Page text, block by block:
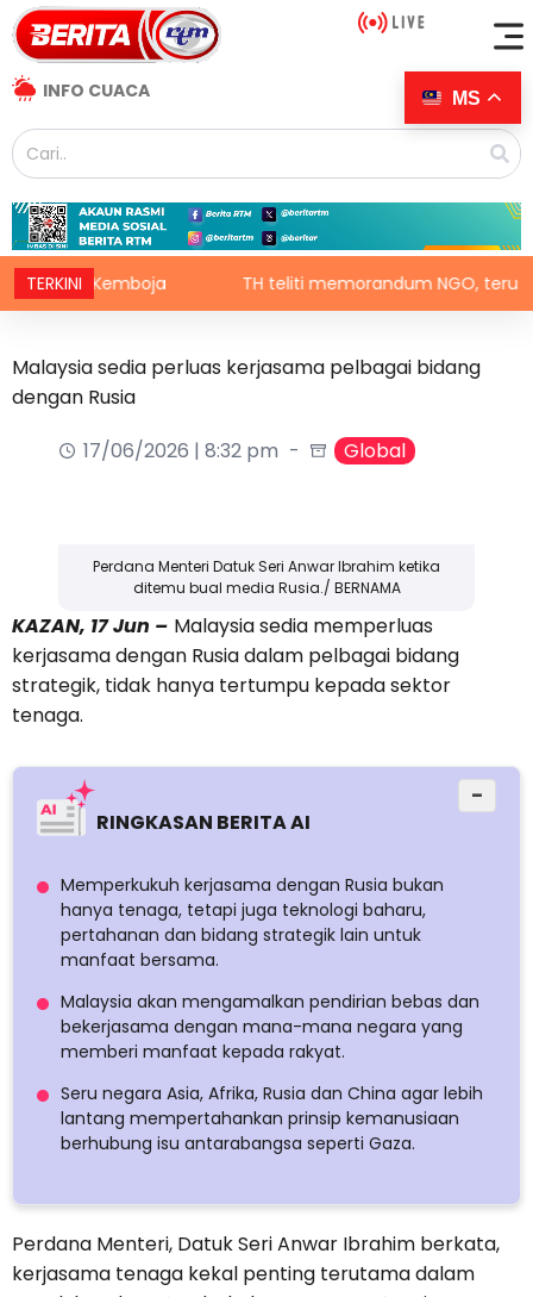
INFO CUACA
TERKINI
Kemboja TH teliti memorandum NGO, terus laksana
Malaysia sedia perluas kerjasama pelbagai bidang
dengan Rusia
17/06/2026 | 8:32 pm
Global
Perdana Menteri Datuk Seri Anwar Ibrahim ketika
ditemu bual media Rusia./ BERNAMA
KAZAN, 17 Jun – Malaysia sedia memperluas
kerjasama dengan Rusia dalam pelbagai bidang
strategik, tidak hanya tertumpu kepada sektor
tenaga.
RINGKASAN BERITA AI
−
Memperkukuh kerjasama dengan Rusia bukan
hanya tenaga, tetapi juga teknologi baharu,
pertahanan dan bidang strategik lain untuk
manfaat bersama.
Malaysia akan mengamalkan pendirian bebas dan
bekerjasama dengan mana-mana negara yang
memberi manfaat kepada rakyat.
Seru negara Asia, Afrika, Rusia dan China agar lebih
lantang mempertahankan prinsip kemanusiaan
berhubung isu antarabangsa seperti Gaza.
Perdana Menteri, Datuk Seri Anwar Ibrahim berkata,
kerjasama tenaga kekal penting terutama dalam
MS